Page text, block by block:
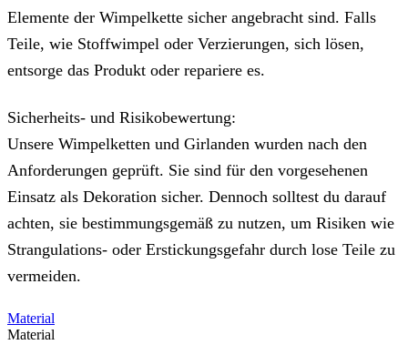
Elemente der Wimpelkette sicher angebracht sind. Falls
Teile, wie Stoffwimpel oder Verzierungen, sich lösen,
entsorge das Produkt oder repariere es.
Sicherheits- und Risikobewertung:
Unsere Wimpelketten und Girlanden wurden nach den
Anforderungen geprüft. Sie sind für den vorgesehenen
Einsatz als Dekoration sicher. Dennoch solltest du darauf
achten, sie bestimmungsgemäß zu nutzen, um Risiken wie
Strangulations- oder Erstickungsgefahr durch lose Teile zu
vermeiden.
Material
Material